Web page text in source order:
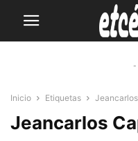
-
Inicio Etiquetas
Jeancarlos